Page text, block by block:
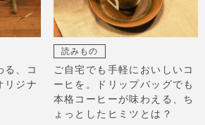
る、コ
リジナ
読みもの
ご自宅でも手軽においしいコ
ーヒを。ドリップバッグでも
本格コーヒーが味わえる、ち
ょっとしたヒミツとは？